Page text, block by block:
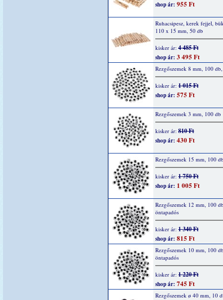
shop ár: 955 Ft
Ruhacsipesz, kerek fejjel,
110 x 15 mm, 50 db
kisker ár: 4 485 Ft
shop ár: 3 495 Ft
Rezgőszemek 8 mm, 100
kisker ár: 1 015 Ft
shop ár: 575 Ft
Rezgőszemek 3 mm, 100 db
kisker ár: 810 Ft
shop ár: 430 Ft
Rezgőszemek 15 mm, 100
kisker ár: 1 750 Ft
shop ár: 1 005 Ft
Rezgőszemek 12 mm, 100
öntapadós
kisker ár: 1 340 Ft
shop ár: 815 Ft
Rezgőszemek 10 mm, 100
öntapadós
kisker ár: 1 220 Ft
shop ár: 745 Ft
Rezgőszemek ø 40 mm, 10